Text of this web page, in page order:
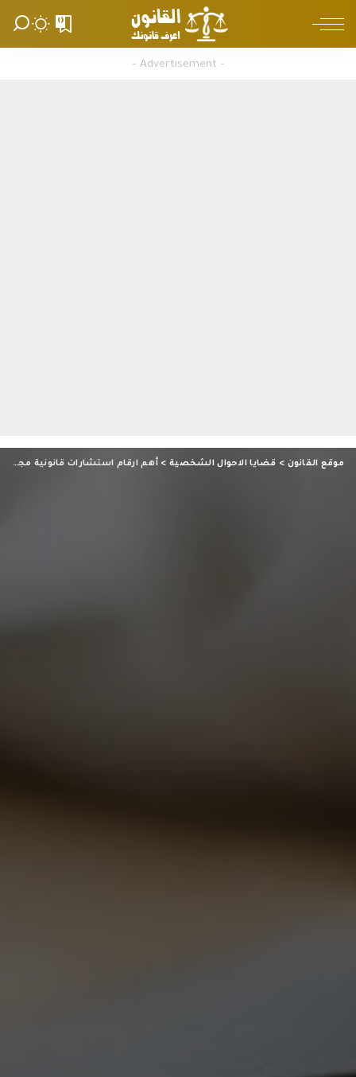
0
– Advertisement –
موقع القانون > قضايا الاحوال الشخصية> أهم ارقام استشارات قانونية مجانية في جميع القضايا على مدار 24 ساعة 01281912707